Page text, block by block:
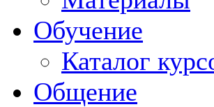
Обучение
Каталог
Общение